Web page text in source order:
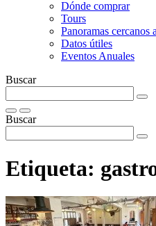
Dónde comprar
Tours
Panoramas cercanos
Datos útiles
Eventos Anuales
Buscar
Buscar
Etiqueta: